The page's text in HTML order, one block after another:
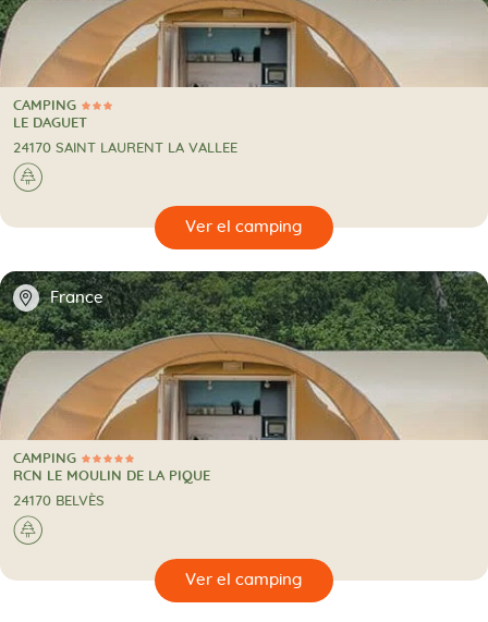
3 Estrellas
CAMPING
CAMPING
LE DAGUET
24170 SAINT LAURENT LA VALLEE
🌲
🔍
📍 France
5 Estrellas
CAMPING
CAMPING
RCN LE MOULIN DE LA PIQUE
24170 BELVÈS
🌲
🔍